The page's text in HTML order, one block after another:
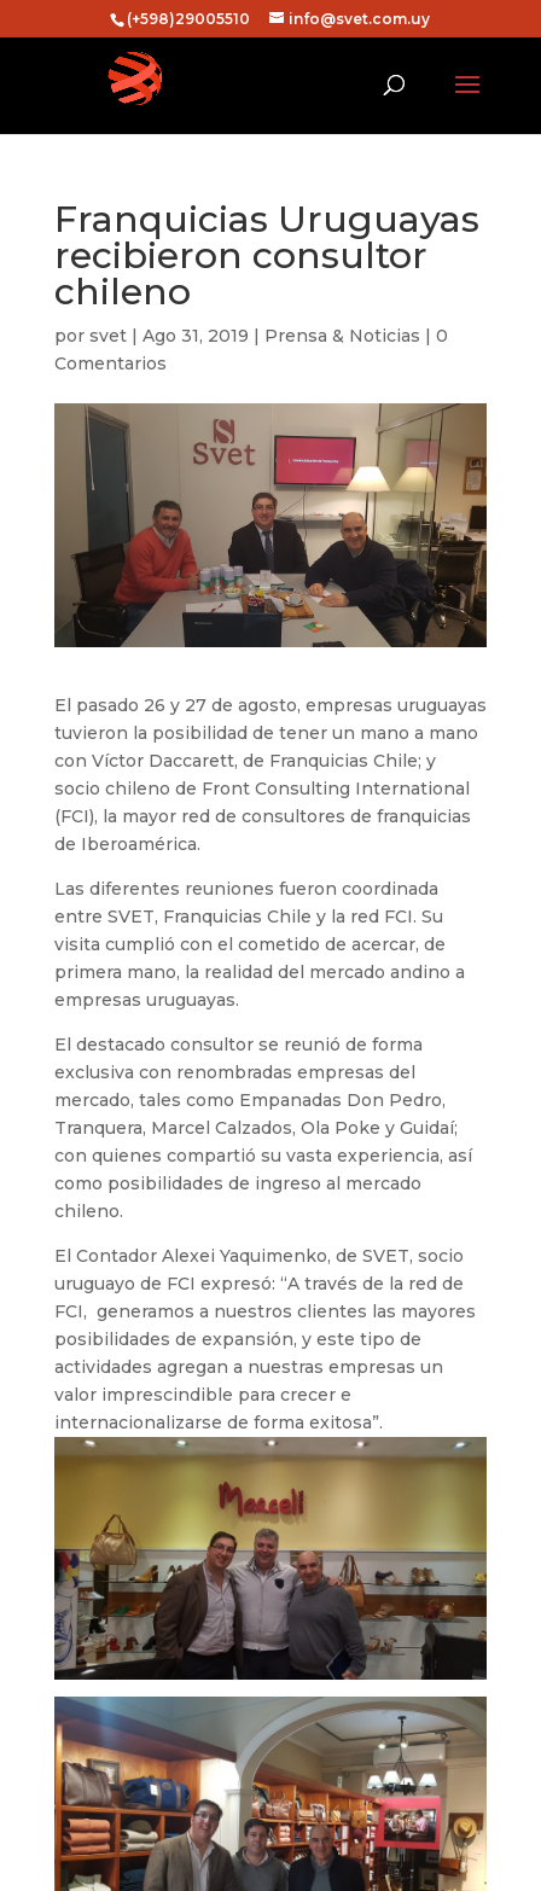
(+598)29005510 info@svet.com.uy
Franquicias Uruguayas
recibieron consultor
chileno
por svet| Ago 31, 2019 | Prensa & Noticias | 0
Comentarios
El pasado 26 y 27 de agosto, empresas uruguayas
tuvieron la posibilidad de tener un mano a mano
con Víctor Daccarett, de Franquicias Chile; y
socio chileno de Front Consulting International
(FCI), la mayor red de consultores de franquicias
de Iberoamérica.
Las diferentes reuniones fueron coordinada
entre SVET, Franquicias Chile y la red FCI. Su
visita cumplió con el cometido de acercar, de
primera mano, la realidad del mercado andino a
empresas uruguayas.
El destacado consultor se reunió de forma
exclusiva con renombradas empresas del
mercado, tales como Empanadas Don Pedro,
Tranquera, Marcel Calzados, Ola Poke y Guidaí;
con quienes compartió su vasta experiencia, así
como posibilidades de ingreso al mercado
chileno.
El Contador Alexei Yaquimenko, de SVET, socio
uruguayo de FCI expresó: “A través de la red de
FCI, generamos a nuestros clientes las mayores
posibilidades de expansión, y este tipo de
actividades agregan a nuestras empresas un
valor imprescindible para crecer e
internacionalizarse de forma exitosa”.